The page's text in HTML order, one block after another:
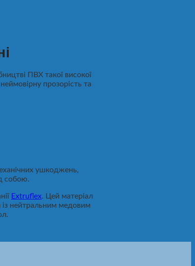
ПВХ такої високої
прозорість та
ушкоджень,
собою.
Extruflex. Цей матеріал
із нейтральним медовим